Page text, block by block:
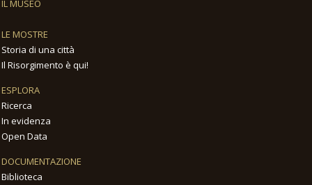
IL MUSEO
LE MOSTRE
Storia di una città
Il Risorgimento è qui!
ESPLORA
Ricerca
In evidenza
Open Data
DOCUMENTAZIONE
Biblioteca